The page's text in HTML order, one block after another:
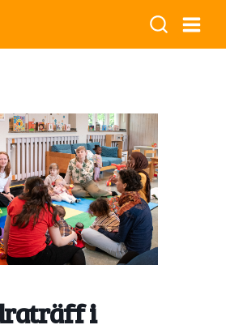
i